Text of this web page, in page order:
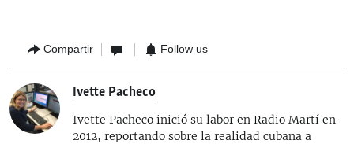
Compartir Follow us
Ivette Pacheco
Ivette Pacheco inició su labor en Radio Martí en
2012, reportando sobre la realidad cubana a